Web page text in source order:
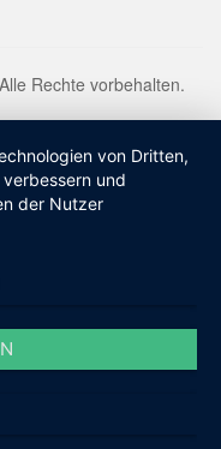
Rechte vorbehalten.
von Dritten,
und
der Nutzer